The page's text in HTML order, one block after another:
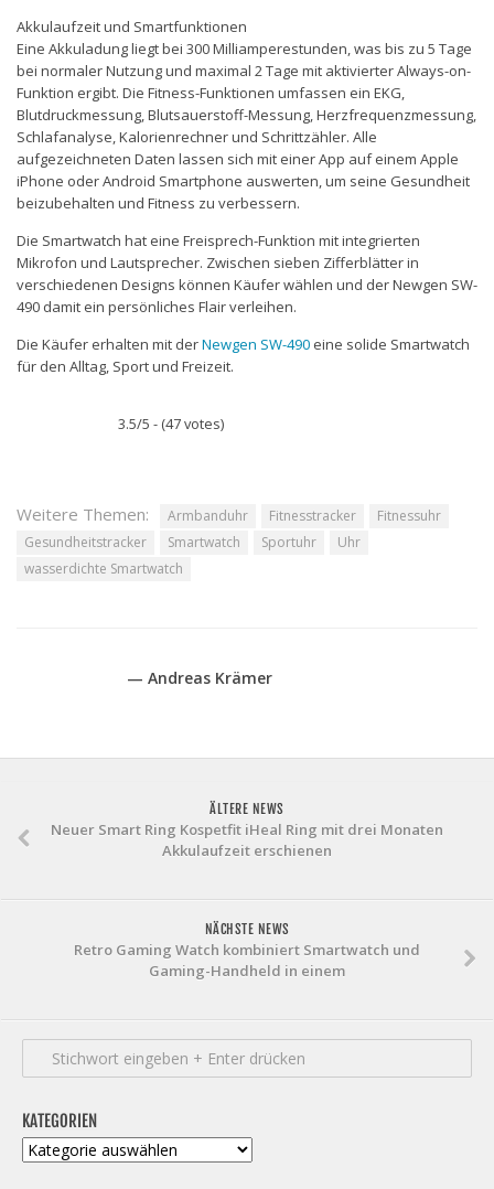
Akkulaufzeit und Smartfunktionen
Eine Akkuladung liegt bei 300 Milliamperestunden, was bis zu 5 Tage
bei normaler Nutzung und maximal 2 Tage mit aktivierter Always-on-
Funktion ergibt. Die Fitness-Funktionen umfassen ein EKG,
Blutdruckmessung, Blutsauerstoff-Messung, Herzfrequenzmessung,
Schlafanalyse, Kalorienrechner und Schrittzähler. Alle
aufgezeichneten Daten lassen sich mit einer App auf einem Apple
iPhone oder Android Smartphone auswerten, um seine Gesundheit
beizubehalten und Fitness zu verbessern.
Die Smartwatch hat eine Freisprech-Funktion mit integrierten
Mikrofon und Lautsprecher. Zwischen sieben Zifferblätter in
verschiedenen Designs können Käufer wählen und der Newgen SW-
490 damit ein persönliches Flair verleihen.
Die Käufer erhalten mit derNewgen SW-490 eine solide Smartwatch
für den Alltag, Sport und Freizeit.
3.5/5 - (47 votes)
Weitere Themen: Armbanduhr Fitnesstracker
Fitnessuhr
Gesundheitstracker
Smartwatch Sportuhr
Uhr
wasserdichte Smartwatch
— Andreas Krämer
ÄLTERE NEWS
Neuer Smart Ring Kospetfit iHeal Ring mit drei Monaten
Akkulaufzeit erschienen
NÄCHSTE NEWS
Retro Gaming Watch kombiniert Smartwatch und
Gaming-Handheld in einem
KATEGORIEN
Kategorien